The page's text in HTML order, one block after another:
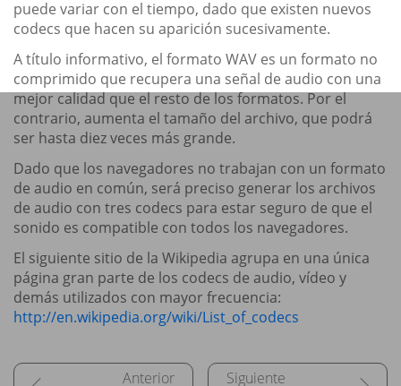
puede variar con el tiempo, dado que existen nuevos
codecs que hacen su aparición sucesivamente.
A título informativo, el formato WAV es un formato no
comprimido que recupera una señal de audio con una
mejor calidad que el resto de los formatos. Por el
contrario, aumenta el tamaño del archivo, que podrá
ser hasta diez veces más grande.
Dado que los navegadores no trabajan con un formato
de audio en común, será preciso generar los archivos
de audio con tres codecs para estar seguro de que el
sonido es compatible con todos los navegadores.
El siguiente sitio de la Wikipedia agrupa en una única
página gran parte de los codecs de audio, vídeo y
demás utilizados con mayor frecuencia:
http://en.wikipedia.org/wiki/List_of_codecs